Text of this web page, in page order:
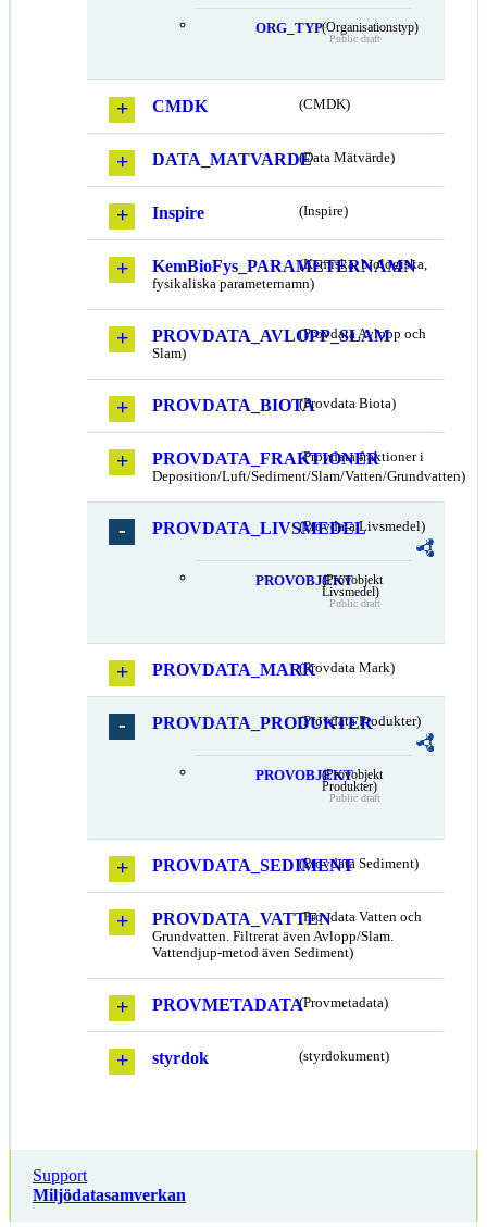
ORG_TYP(Organisationstyp)
Public draft
CMDK (CMDK)
DATA_MATVARDE(Data Mätvärde)
Inspire (Inspire)
KemBioFys_PARAMETERNAMN
(Kemiska, biologiska,
fysikaliska parameternamn)
PROVDATA_AVLOPP_SLAM
(Provdata Avlopp och
Slam)
PROVDATA_BIOTA(Provdata Biota)
PROVDATA_FRAKTIONER
(Provdata fraktioner i
Deposition/Luft/Sediment/Slam/Vatten/Grundvatten)
PROVDATA_LIVSMEDEL
(Provdata Livsmedel)
PROVOBJEKT(Provobjekt
Livsmedel)
Public draft
PROVDATA_MARK(Provdata Mark)
PROVDATA_PRODUKTER
(Provdata Produkter)
PROVOBJEKT(Provobjekt
Produkter)
Public draft
PROVDATA_SEDIMENT(Provdata Sediment)
PROVDATA_VATTEN(Provdata Vatten och
Grundvatten. Filtrerat även Avlopp/Slam.
Vattendjup-metod även Sediment)
PROVMETADATA(Provmetadata)
styrdok (styrdokument)
Support
Miljödatasamverkan